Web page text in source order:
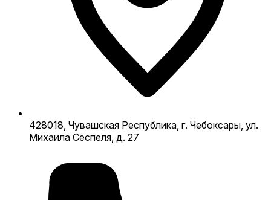
428018, Чувашская Республика, г. Чебоксары, ул.
Михаила Сеспеля, д. 27